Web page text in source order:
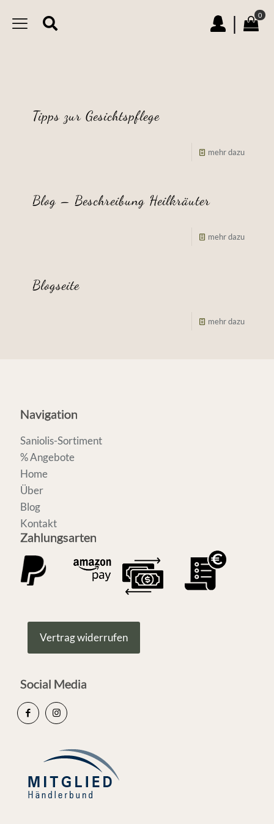
| 0
Tipps zur Gesichtspflege
mehr dazu
Blog – Beschreibung Heilkräuter
mehr dazu
Blogseite
mehr dazu
Navigation
Saniolis-Sortiment
% Angebote
Home
Über
Blog
Kontakt
Zahlungsarten
Vertrag widerrufen
Social Media